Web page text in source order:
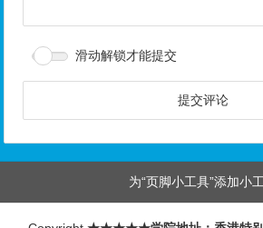
滑动解锁才能提交
为“页脚小工具”添加小